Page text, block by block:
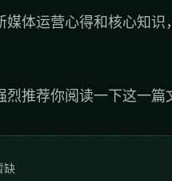
体运营心得和核心知识
推荐你阅读一下这一篇
缺